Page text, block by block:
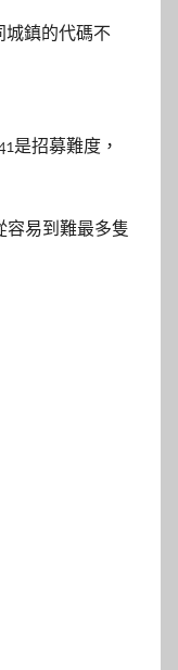
城鎮的代碼不
是招募難度，
容易到難最多隻